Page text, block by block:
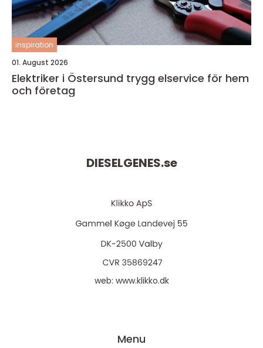
inspiration
01. August 2026
Elektriker i Östersund trygg elservice för hem
och företag
DIESELGENES.se
web: www.klikko.dk
Menu